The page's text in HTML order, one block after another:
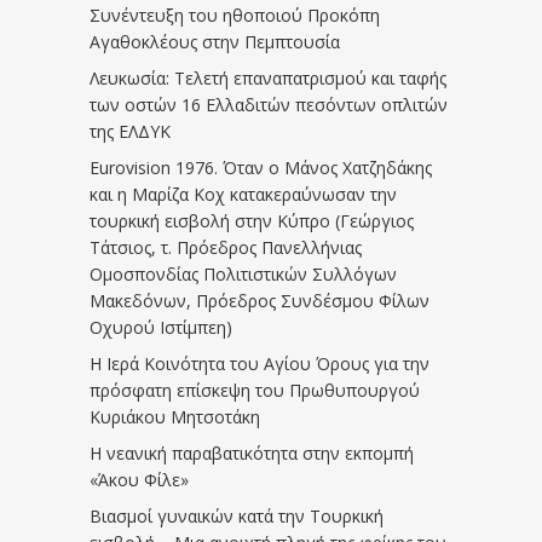
Συνέντευξη του ηθοποιού Προκόπη
Αγαθοκλέους στην Πεμπτουσία
Λευκωσία: Τελετή επαναπατρισμού και ταφής
των οστών 16 Ελλαδιτών πεσόντων οπλιτών
της ΕΛΔΥΚ
Eurovision 1976. Όταν ο Μάνος Χατζηδάκης
και η Μαρίζα Κοχ κατακεραύνωσαν την
τουρκική εισβολή στην Κύπρο (Γεώργιος
Τάτσιος, τ. Πρόεδρος Πανελλήνιας
Ομοσπονδίας Πολιτιστικών Συλλόγων
Μακεδόνων, Πρόεδρος Συνδέσμου Φίλων
Οχυρού Ιστίμπεη)
Η Ιερά Κοινότητα του Αγίου Όρους για την
πρόσφατη επίσκεψη του Πρωθυπουργού
Κυριάκου Μητσοτάκη
Η νεανική παραβατικότητα στην εκπομπή
«Άκου Φίλε»
Βιασμοί γυναικών κατά την Τουρκική